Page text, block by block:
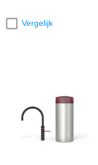
Vergelijk